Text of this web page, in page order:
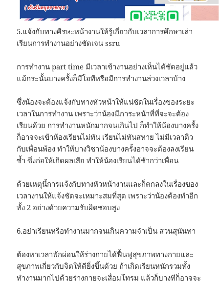
5.แจ้งกับทางศีรษะหน้างานให้รู้เกี่ยวกับเวลาการศึกษาเล่า
เรียนการทำงานอย่างชัดเจน ssru
การทำงาน part time มีเวลาเข้างานอย่างเห็นได้ชัดอยู่แล้ว
แม้กระนั้นบางครั้งก็มีโอทีหรือมีการทำงานล่วงเวลาบ้าง
ซึ่งน้องจะต้องแจ้งกับทางหัวหน้าให้แน่ชัดในเรื่องของระยะ
เวลาในการทำงาน เพราะว่าน้องมีภาระหน้าที่ที่จะจะต้อง
เรียนด้วย การทำงานหนักมากจนเกินไป ก็ทำให้น้องบางครั้ง
ก็อาจจะเข้าห้องเรียนไม่ทัน เรียนไม่ทันสหาย ไม่มีเวลาติว
กับเพื่อนพ้อง ทำให้บางวิชาน้องบางครั้งอาจจะต้องลงเรียน
ซ้ำ ซึ่งก่อให้เกิดผลเสีย ทำให้น้องเรียนได้ช้ากว่าเพื่อน
ด้วยเหตุนี้การแจ้งกับทางหัวหน้างานและก็ตกลงในเรื่องของ
เวลางานให้แจ้งชัดจะเหมาะสมที่สุด เพราะว่าน้องต้องทำอีก
ทั้ง 2 อย่างด้วยความรับผิดชอบสูง
6.อย่าเรียนหรือทำงานมากจนเกินความจำเป็น สวนสุนันทา
ต้องหาเวลาพักผ่อนให้ร่างกายได้ฟื้นฟูสุขภาพทางกายและ
สุขภาพเกี่ยวกับจิตให้ดียิ่งขึ้นด้วย ถ้าเกิดเรียนหนักรวมทั้ง
ทำงานมากไปด้วยร่างกายจะเสื่อมโทรม แล้วก็บางทีก็อาจจะ